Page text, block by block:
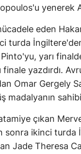
yenerek
eden
turda
yarı
finale yazdırdı.
Omar Gergely
madalyanın
çıkan
sonra ikinci turda
Jade Theresa